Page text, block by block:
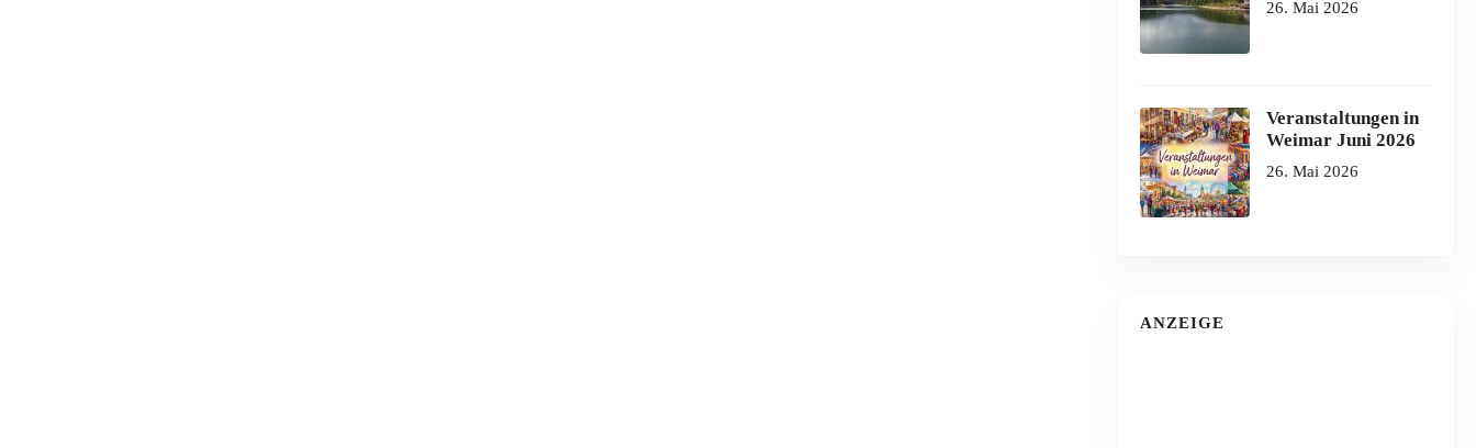
26. Mai 2026
Veranstaltungen in
Weimar Juni 2026
26. Mai 2026
ANZEIGE